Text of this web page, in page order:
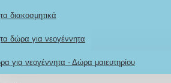
διακοσμητικά
δώρα για νεογέννητα
για νεογέννητα - Δώρα μαιευτηρίου